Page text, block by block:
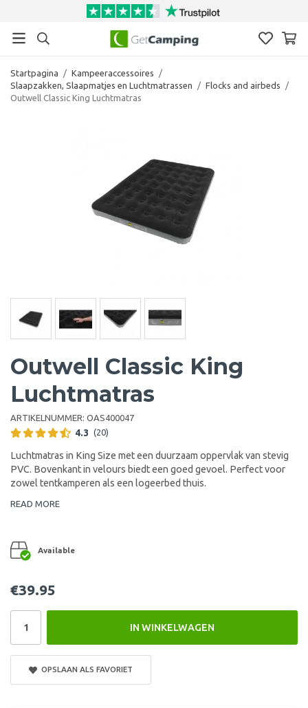
Startpagina / Kampeeraccessoires
/
Slaapzakken, Slaapmatjes en Luchtmatrassen
/ Flocks and airbeds
/
Outwell Classic King Luchtmatras
Outwell Classic King
Luchtmatras
ARTIKELNUMMER: OAS400047
4.3 (20)
Luchtmatras in King Size met een duurzaam oppervlak van stevig
PVC. Bovenkant in velours biedt een goed gevoel. Perfect voor
zowel tentkamperen als een logeerbed thuis.
READ MORE
Available
€39.95
IN WINKELWAGEN
OPSLAAN ALS FAVORIET